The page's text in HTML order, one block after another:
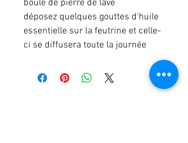
boule de pierre de lave
déposez quelques gouttes d'huile
essentielle sur la feutrine et celle-
ci se diffusera toute la journée